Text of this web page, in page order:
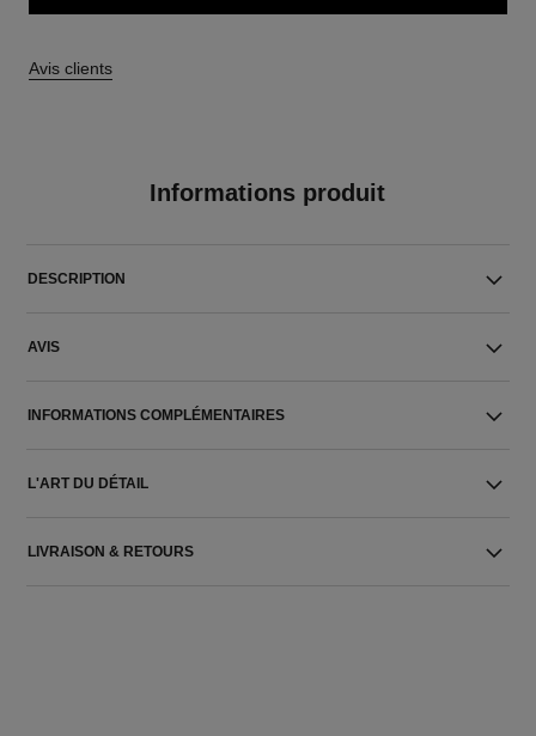
Avis clients
Informations produit
DESCRIPTION
AVIS
INFORMATIONS COMPLÉMENTAIRES
L'ART DU DÉTAIL
LIVRAISON & RETOURS